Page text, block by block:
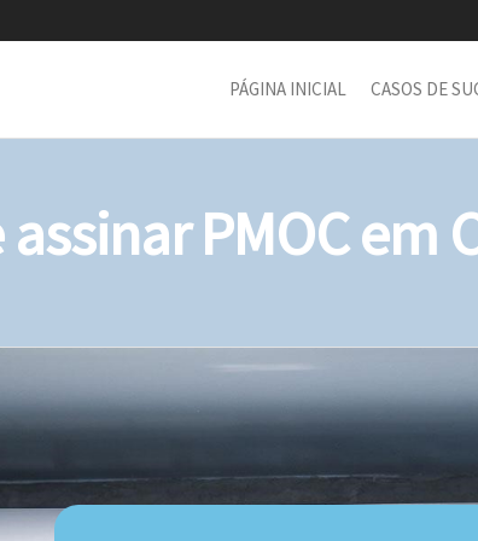
PÁGINA INICIAL CASOS DE
PMOC em